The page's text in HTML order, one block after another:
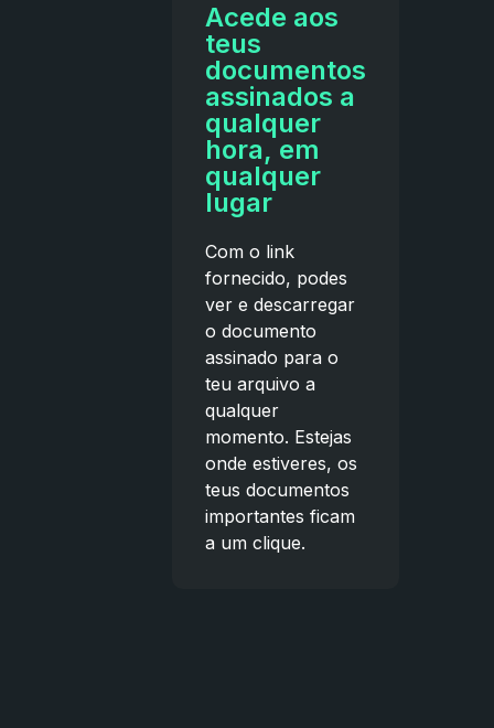
Acede aos
teus
documentos
assinados a
qualquer
hora, em
qualquer
lugar
Com o link
fornecido, podes
ver e descarregar
o documento
assinado para o
teu arquivo a
qualquer
momento. Estejas
onde estiveres, os
teus documentos
importantes ficam
a um clique.